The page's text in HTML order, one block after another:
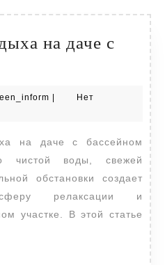
на даче с
green_inform
Нет
на даче с бассейном
чистой воды, свежей
обстановки создает
релаксации и
участке. В этой статье